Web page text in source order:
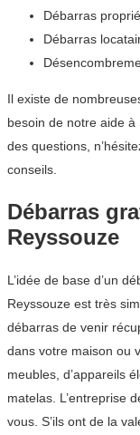
Débarras
Débarras
Il existe de
besoin de notre aide
des questions,
conseils.
Débarras
Reyssouze
L’idée de base d’un
Reyssouze est très
débarras de venir
dans votre maison ou
meubles, d’appareils
matelas. L’entreprise
vous. S’ils ont de la